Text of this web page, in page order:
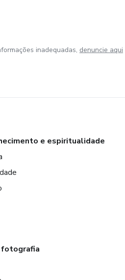
inadequadas, denuncie aqui
e espiritualidade
fotografia